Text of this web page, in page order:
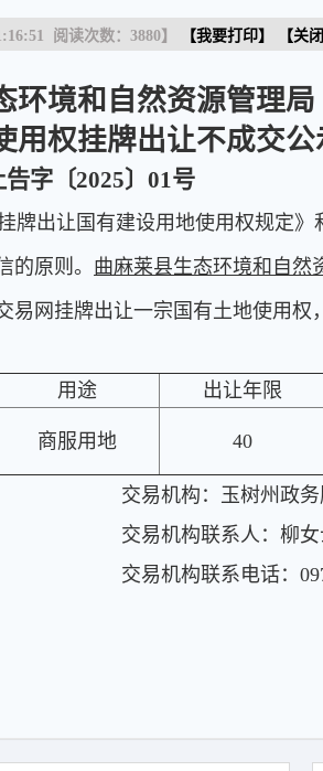
阅读次数： 3880】 【我要打印】 【关闭
环境和自然资源管理局
用权挂牌出让不成交公
告字〔2025〕01号
出让国有建设用地使用权规定》
原则。 曲麻莱县生态环境和自然
易网挂牌出让一宗国有土地使用权
用途 出让年限
商服用地 40
交易机构： 玉树州政
交易机构联系人： 柳女
交易机构联系电话：